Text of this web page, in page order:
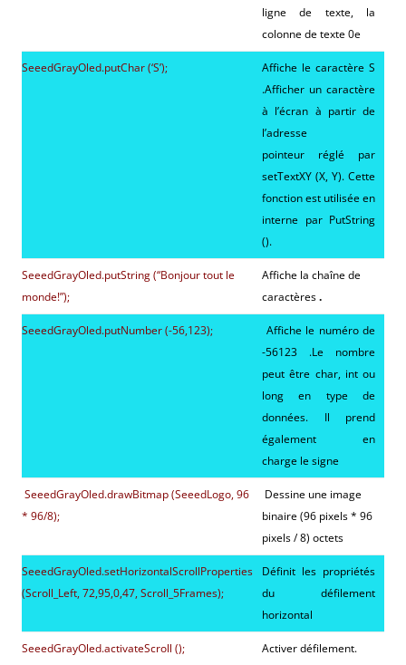
ligne de texte, la
colonne de texte 0e
SeeedGrayOled.putChar (‘S’);
Affiche le caractère S
.Afficher un caractère
à l’écran à partir de
l’adresse
pointeur réglé par
setTextXY (X, Y). Cette
fonction est utilisée en
interne par PutString
().
SeeedGrayOled.putString (“Bonjour tout le
monde!”);
Affiche la chaîne de
caractères.
SeeedGrayOled.putNumber (-56,123);
Affiche le numéro de
-56123 .Le nombre
peut être char, int ou
long en type de
données. Il prend
également en
charge le signe
SeeedGrayOled.drawBitmap (SeeedLogo, 96
* 96/8);
Dessine une image
binaire (96 pixels * 96
pixels / 8) octets
SeeedGrayOled.setHorizontalScrollProperties
(Scroll_Left, 72,95,0,47, Scroll_5Frames);
Définit les propriétés
du défilement
horizontal
SeeedGrayOled.activateScroll (); Activer défilement.